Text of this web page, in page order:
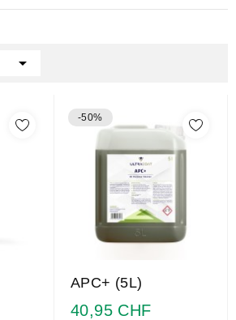

-50%
APC+ (5L)
40,95 CHFPrezzo